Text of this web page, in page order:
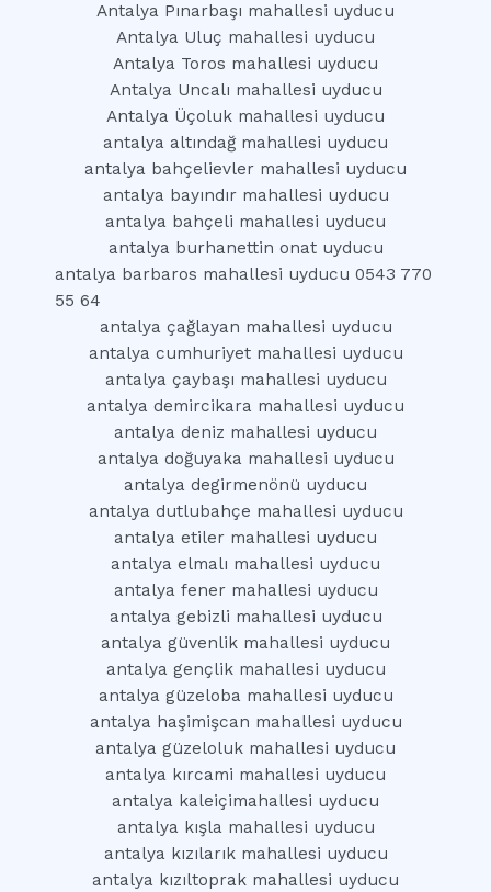
Antalya Pınarbaşı mahallesi uyducu
Antalya Uluç mahallesi uyducu
Antalya Toros mahallesi uyducu
Antalya Uncalı mahallesi uyducu
Antalya Üçoluk mahallesi uyducu
antalya altındağ mahallesi uyducu
antalya bahçelievler mahallesi uyducu
antalya bayındır mahallesi uyducu
antalya bahçeli mahallesi uyducu
antalya burhanettin onat uyducu
antalya barbaros mahallesi uyducu 0543 770
55 64
antalya çağlayan mahallesi uyducu
antalya cumhuriyet mahallesi uyducu
antalya çaybaşı mahallesi uyducu
antalya demircikara mahallesi uyducu
antalya deniz mahallesi uyducu
antalya doğuyaka mahallesi uyducu
antalya degirmenönü uyducu
antalya dutlubahçe mahallesi uyducu
antalya etiler mahallesi uyducu
antalya elmalı mahallesi uyducu
antalya fener mahallesi uyducu
antalya gebizli mahallesi uyducu
antalya güvenlik mahallesi uyducu
antalya gençlik mahallesi uyducu
antalya güzeloba mahallesi uyducu
antalya haşimişcan mahallesi uyducu
antalya güzeloluk mahallesi uyducu
antalya kırcami mahallesi uyducu
antalya kaleiçimahallesi uyducu
antalya kışla mahallesi uyducu
antalya kızılarık mahallesi uyducu
antalya kızıltoprak mahallesi uyducu